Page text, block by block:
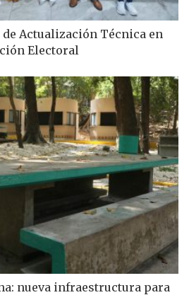
de Actualización Técnica en
Electoral
nueva infraestructura para